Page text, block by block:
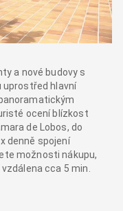
a nové budovy s
uprostřed hlavní
ocení blízkost
de Lobos, do
denně spojení
možnosti nákupu,
cca 5 min.